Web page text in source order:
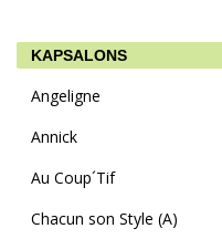
KAPSALONS
Angeligne
Annick
Au Coup´Tif
Chacun son Style (A)